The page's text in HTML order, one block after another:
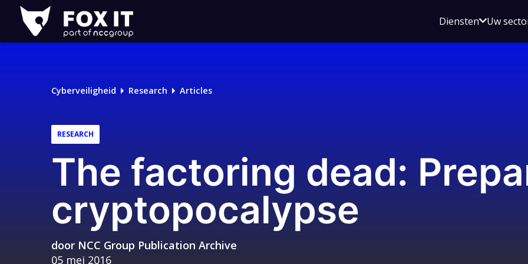
Fox-
IT
Logo
DienstenOpen
voor
Uw
Cyberveiligheid Research Articles
RESEARCH
The factoring dead:
cryptopocalypse
door NCC Group Publication Archive
05 mei 2016